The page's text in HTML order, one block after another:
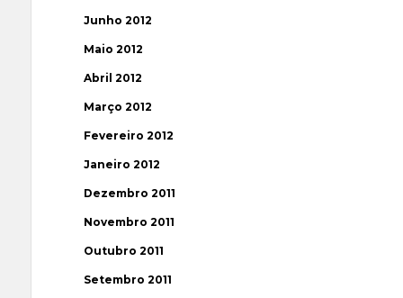
Junho 2012
Maio 2012
Abril 2012
Março 2012
Fevereiro 2012
Janeiro 2012
Dezembro 2011
Novembro 2011
Outubro 2011
Setembro 2011